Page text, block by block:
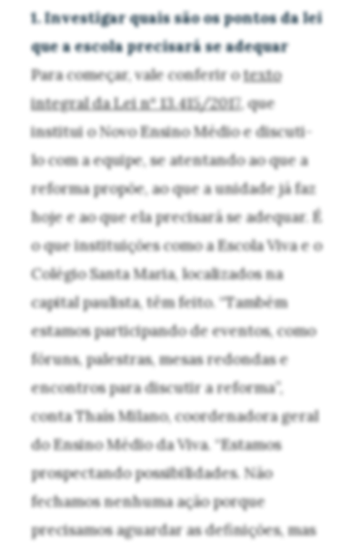
1. Investigar quais são os pontos da lei
que a escola precisará se adequar
Para começar, vale conferir otexto
integral da Lei nº 13.415/2017, que
institui o Novo Ensino Médio e discuti-
lo com a equipe, se atentando ao que a
reforma propõe, ao que a unidade já faz
hoje e ao que ela precisará se adequar. É
o que instituições como a Escola Viva e o
Colégio Santa Maria, localizados na
capital paulista, têm feito. “Também
estamos participando de eventos, como
fóruns, palestras, mesas redondas e
encontros para discutir a reforma”,
conta Thaís Milano, coordenadora geral
do Ensino Médio da Viva. “Estamos
prospectando possibilidades. Não
fechamos nenhuma ação porque
precisamos aguardar as definições, mas